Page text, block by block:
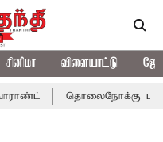
சினிமா விளையாட்டு
தொலைநோக்கு பார்வையுடன்